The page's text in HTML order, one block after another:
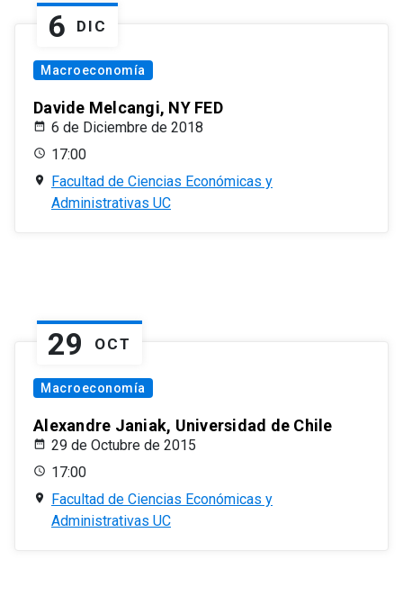
6 DIC
Macroeconomía
Davide Melcangi, NY FED
6 de Diciembre de 2018
17:00
Facultad de Ciencias Económicas y
Administrativas UC
29 OCT
Macroeconomía
Alexandre Janiak, Universidad de Chile
29 de Octubre de 2015
17:00
Facultad de Ciencias Económicas y
Administrativas UC